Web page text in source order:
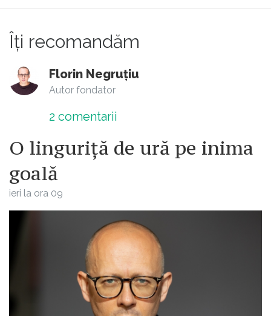
Îți recomandăm
Florin Negruțiu
Autor fondator
2 comentarii
O linguriță de ură pe inima
goală
ieri la ora 09